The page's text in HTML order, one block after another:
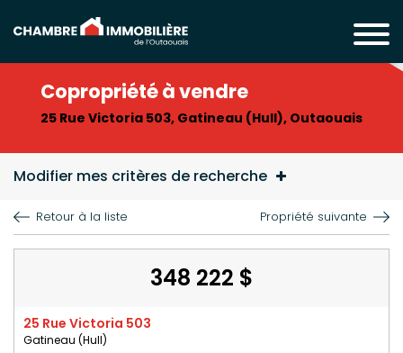
Copropriété à vendre
25 Rue Victoria 503, Gatineau (Hull), Outaouais
Modifier mes critères de recherche
Retour à la liste Propriété suivante
348 222 $
25 Rue Victoria 503
Gatineau (Hull)